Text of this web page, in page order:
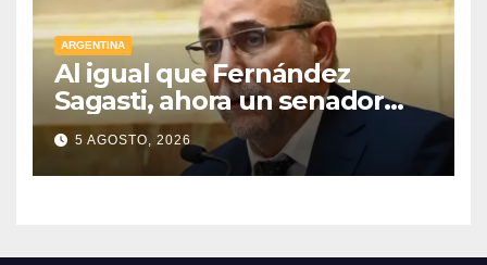
ARGENTINA
Al igual que Fernández
Sagasti, ahora un senador
radical pidió votar en forma
remota
5 AGOSTO, 2026